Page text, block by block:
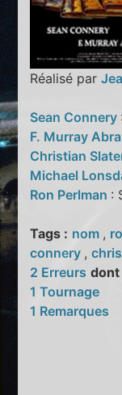
Réalisé par
Sean Connery
F. Murray
Christian
Michael
Ron Perlman :
Tags : nom ,
connery ,
2 Erreurs dont
1 Tournage
1 Remarques